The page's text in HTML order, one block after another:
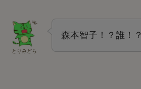
とりみどら
森本智子！？誰！？